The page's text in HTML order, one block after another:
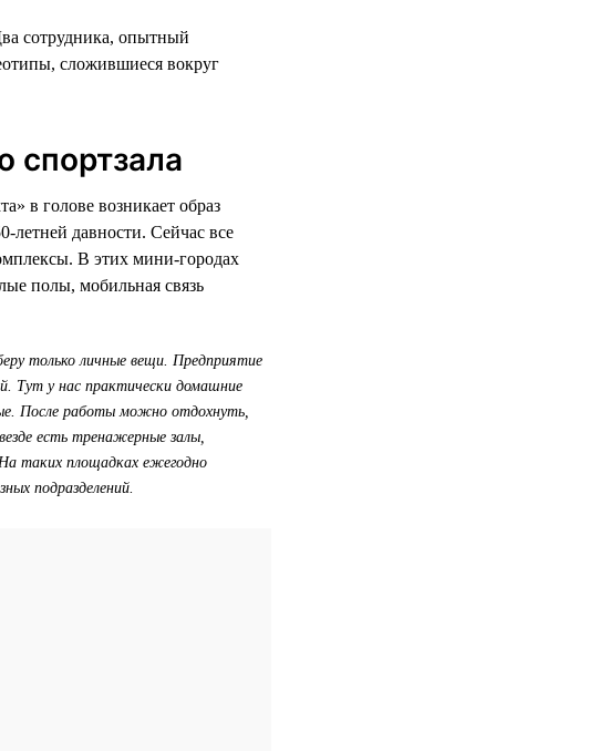
сотрудника, опытный
сложившиеся вокруг
спортзала
в голове возникает образ
летней давности. Сейчас все
В этих мини-городах
полы, мобильная связь
только личные вещи. Предприятие
Тут у нас практически домашние
После работы можно отдохнуть,
есть тренажерные залы,
таких площадках ежегодно
подразделений.